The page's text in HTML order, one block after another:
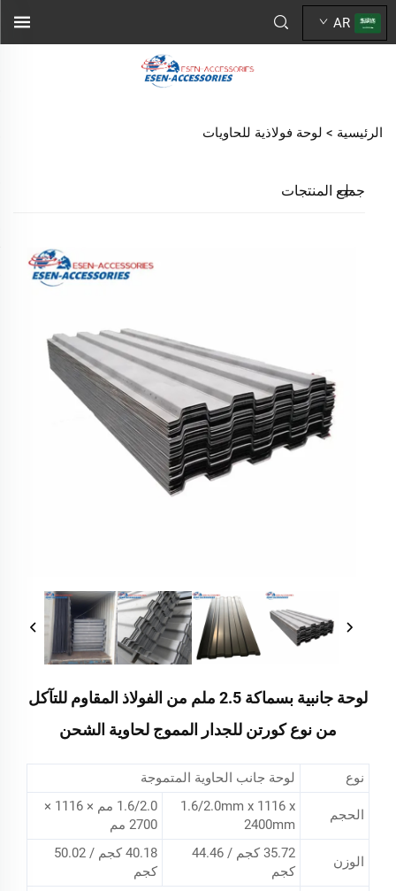
AR
الرئيسية > لوحة فولاذية للحاويات
جميع المنتجات
لوحة جانبية بسماكة 2.5 ملم من الفولاذ المقاوم للتآكل
من نوع كورتن للجدار المموج لحاوية الشحن
نوع لوحة جانب الحاوية المتموجة
الحجم
1.6/2.0mm x 1116 x
2400mm
1.6/2.0 مم × 1116 ×
2700 مم
الوزن
35.72 كجم / 44.46
كجم
40.18 كجم / 50.02
كجم